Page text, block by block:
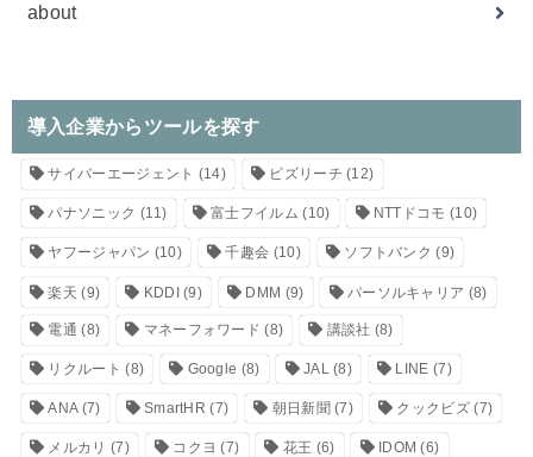
about
導入企業からツールを探す
サイバーエージェント (14) ビズリーチ (12)
パナソニック (11) 富士フイルム (10) NTTドコモ (10)
ヤフージャパン (10) 千趣会 (10) ソフトバンク (9)
楽天 (9) KDDI(9) DMM (9) パーソルキャリア (8)
電通 (8) マネーフォワード (8) 講談社 (8)
リクルート (8) Google (8) JAL(8) LINE (7)
ANA(7) SmartHR (7) 朝日新聞 (7) クックビズ(7)
メルカリ (7) コクヨ (7) 花王 (6) IDOM (6)